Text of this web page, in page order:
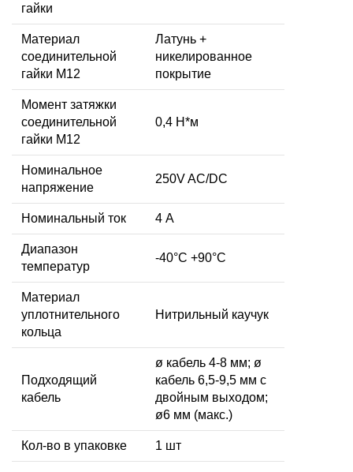
гайки
Материал
соединительной
гайки M12
Латунь +
никелированное
покрытие
Момент затяжки
соединительной
гайки M12
0,4 Н*м
Номинальное
напряжение
250V AC/DC
Номинальный ток 4 А
Диапазон
температур
-40°C +90°C
Материал
уплотнительного
кольца
Нитрильный каучук
Подходящий
кабель
ø кабель 4-8 мм; ø
кабель 6,5-9,5 мм с
двойным выходом;
ø6 мм (макс.)
Кол-во в упаковке 1 шт